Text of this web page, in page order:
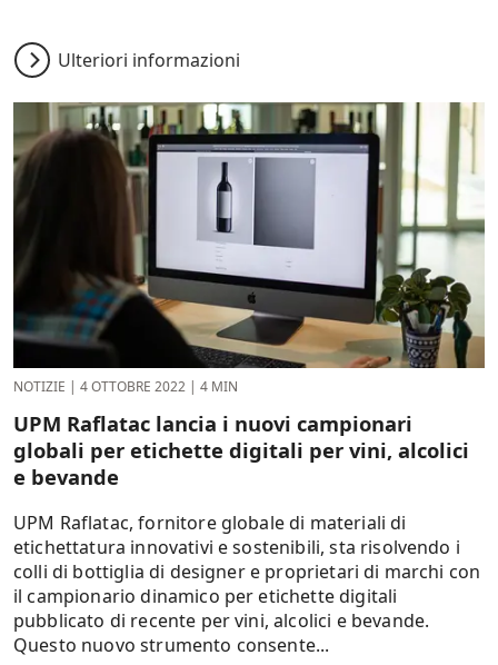
Ulteriori informazioni
NOTIZIE | 4 OTTOBRE 2022 | 4 MIN
UPM Raflatac lancia i nuovi campionari
globali per etichette digitali per vini, alcolici
e bevande
UPM Raflatac, fornitore globale di materiali di
etichettatura innovativi e sostenibili, sta risolvendo i
colli di bottiglia di designer e proprietari di marchi con
il campionario dinamico per etichette digitali
pubblicato di recente per vini, alcolici e bevande.
Questo nuovo strumento consente...